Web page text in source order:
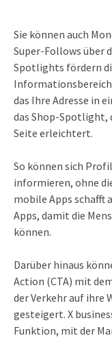
Sie können auch
Super-Follows über
Spotlights fördern
das Ihre Adresse in
das Shop-Spotlight,
Seite erleichtert.
So können sich
informieren, ohne
mobile Apps schafft
Apps, damit die
können.
Darüber hinaus
Action (CTA) mit
der Verkehr auf ihre
gesteigert. X
Funktion, mit der